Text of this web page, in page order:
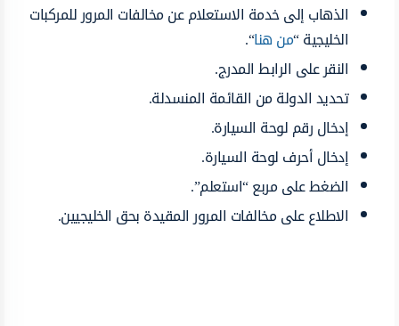
الذهاب إلى خدمة الاستعلام عن مخالفات المرور للمركبات
الخليجية “من هنا“.
النقر على الرابط المدرج.
تحديد الدولة من القائمة المنسدلة.
إدخال رقم لوحة السيارة.
إدخال أحرف لوحة السيارة.
الضغط على مربع “استعلم”.
الاطلاع على مخالفات المرور المقيدة بحق الخليجيين.